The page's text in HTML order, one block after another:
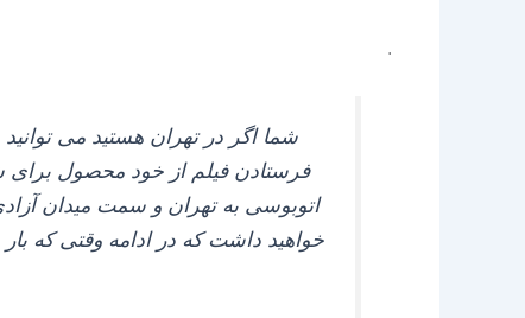
.
شما اگر در تهران هستید می‌ توانید
فرستادن فیلم از خود محصول برای
اتوبوسی به تهران و سمت میدان
خواهید داشت که در ادامه وقتی که